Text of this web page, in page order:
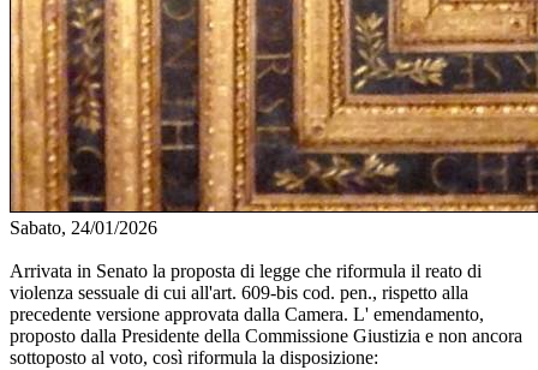
Sabato, 24/01/2026
Arrivata in Senato la proposta di legge che riformula il reato di
violenza sessuale di cui all'art. 609-bis cod. pen., rispetto alla
precedente versione approvata dalla Camera. L' emendamento,
proposto dalla Presidente della Commissione Giustizia e non ancora
sottoposto al voto, così riformula la disposizione: